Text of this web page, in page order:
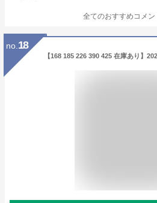
全てのおすすめコメン
no. 18